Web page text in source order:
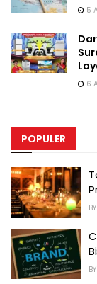
5
6
POPULER
BY
BY